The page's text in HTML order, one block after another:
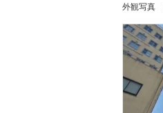
外観写真